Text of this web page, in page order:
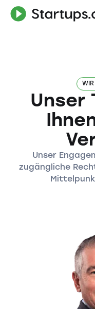
Unser
Unser
zugängliche